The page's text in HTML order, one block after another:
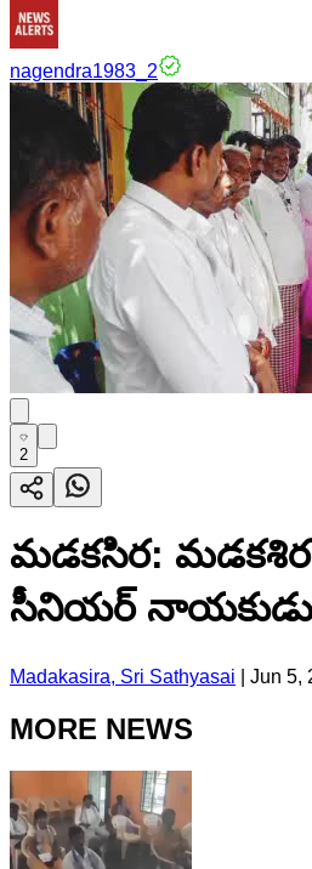
nagendra1983_2
2
మడకసిర:
సీనియర్
Madakasira, Sri Sathyasai Jun 5,
MORE NEWS